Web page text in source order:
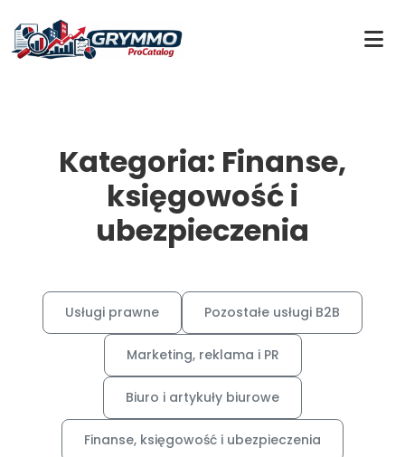
Kategoria: Finanse,
księgowość i
ubezpieczenia
Usługi prawne Pozostałe usługi B2B
Marketing, reklama i PR
Biuro i artykuły biurowe
Finanse, księgowość i ubezpieczenia